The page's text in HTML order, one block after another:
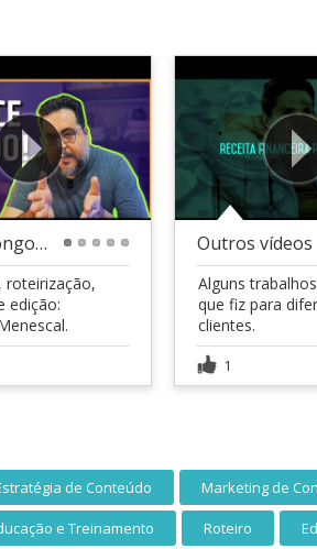
Vídeos longos Youtube
roteirização,
edição:
Outros vídeos
Alguns
que fiz para
clientes.
1
de Conteúdo Marketing de
e Treinamento Roteiro